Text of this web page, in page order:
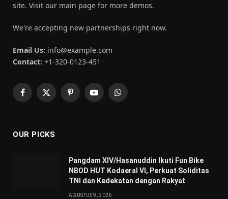
site. Visit our main page for more demos.
We're accepting new partnerships right now.
Email Us: info@example.com
Contact: +1-320-0123-451
Facebook
X
PinterestYouTubeWhatsApp
OUR PICKS
Pangdam XIV/Hasanuddin Ikuti Fun Bike
NBOD HUT Kodaeral VI, Perkuat Soliditas
TNI dan Kedekatan dengan Rakyat
AGUSTUS 9, 2026